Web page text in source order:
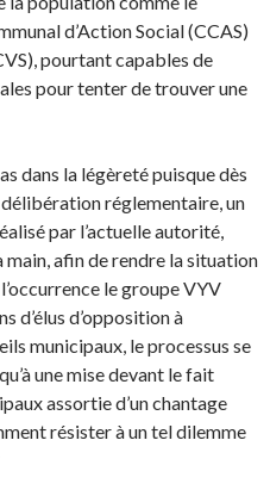
d’Action Social (CCAS)
pourtant capables de
pour tenter de trouver une
dans la légèreté puisque dès
réglementaire, un
par l’actuelle autorité,
afin de rendre la situation
le groupe VYV
d’élus d’opposition à
municipaux, le processus se
une mise devant le fait
assortie d’un chantage
résister à un tel dilemme